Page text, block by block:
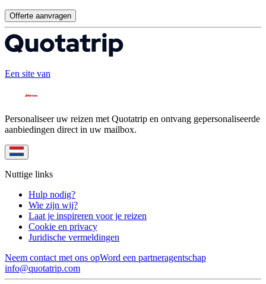
Offerte aanvragen
Een site van
Personaliseer uw reizen met Quotatrip en ontvang gepersonaliseerde
aanbiedingen direct in uw mailbox.
Nuttige links
Hulp nodig?
Wie zijn wij?
Laat je inspireren voor je reizen
Cookie en privacy
Juridische vermeldingen
Neem contact met ons opWord een partneragentschap
info@quotatrip.com